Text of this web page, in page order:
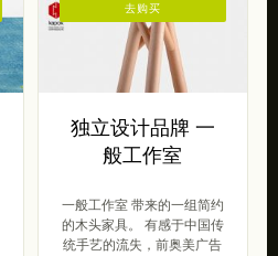
独立设计品牌 一
般工作室
一般工作室 带来的一组简约
的木头家具。 有感于中国传
统手艺的流失，前奥美广告
去购买